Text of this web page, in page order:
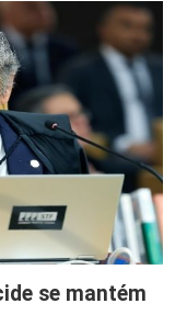
se mantém